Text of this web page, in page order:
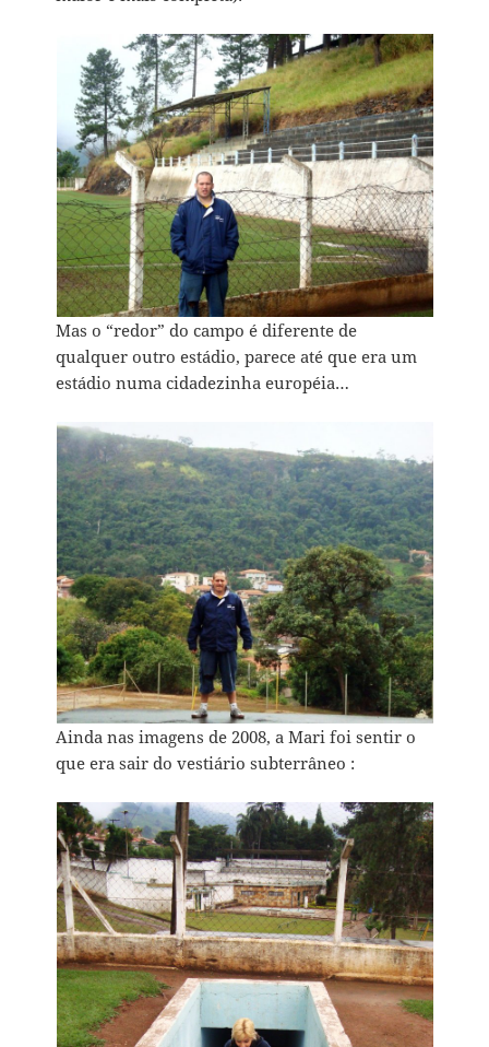
Mas o “redor” do campo é diferente de
qualquer outro estádio, parece até que era um
estádio numa cidadezinha européia…
Ainda nas imagens de 2008, a Mari foi sentir o
que era sair do vestiário subterrâneo :